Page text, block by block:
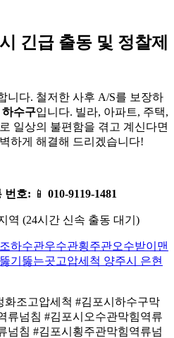
긴급 출동 및 정찰제
니다. 철저한 사후 A/S를 보장하
하수구입니다. 빌라, 아파트, 주택,
일상의 불편함을 겪고 계신다면
하게 해결해 드리겠습니다!
번호: 📱 010-9119-1481
역 (24시간 신속 출동 대기)
조고압세척 #김포시하수구막
류넘침 #김포시오수관막힘역류
넘침 #김포시횡주관막힘역류넘